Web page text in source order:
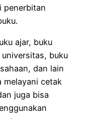
penerbitan
ajar, buku
buku
dan lain
melayani cetak
juga bisa